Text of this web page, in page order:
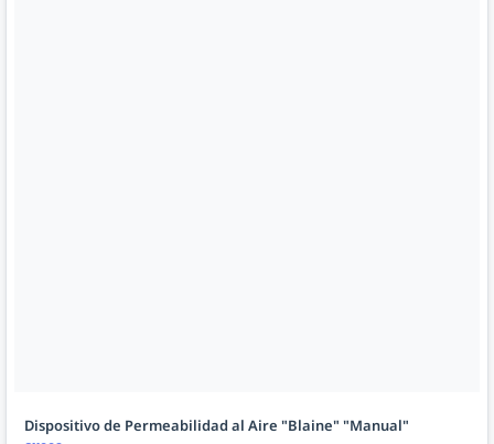
Dispositivo de Permeabilidad al Aire "Blaine" "Manual"